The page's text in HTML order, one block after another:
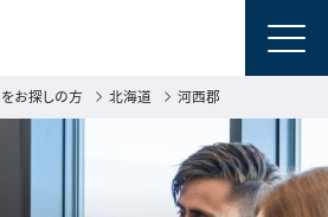
お探しの方 北海道 河西郡